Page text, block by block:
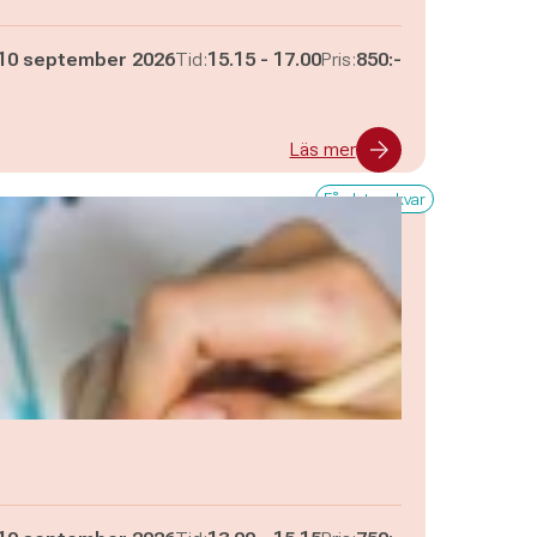
september 2026Tid:Pågår mellan
15.15 - och
17.00Pris:850:-
Läs mer
Få platser kvar